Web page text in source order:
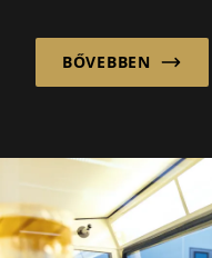
BŐVEBBEN